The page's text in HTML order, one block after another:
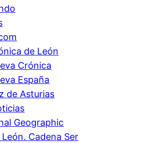
de León
Crónica
España
de Asturias
Geographic
León. Cadena Ser